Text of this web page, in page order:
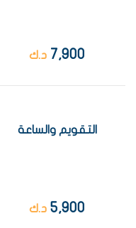
7,900 د.ك
التقويم والساعة
5,900 د.ك